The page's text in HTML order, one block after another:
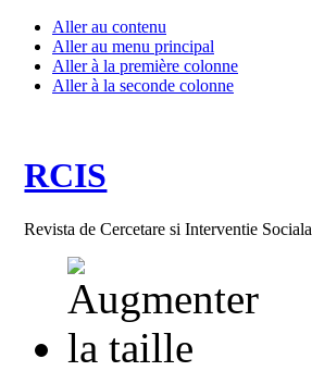
Aller au contenu
Aller au menu principal
Aller à la première colonne
Aller à la seconde colonne
RCIS
Revista de Cercetare si Interventie Sociala